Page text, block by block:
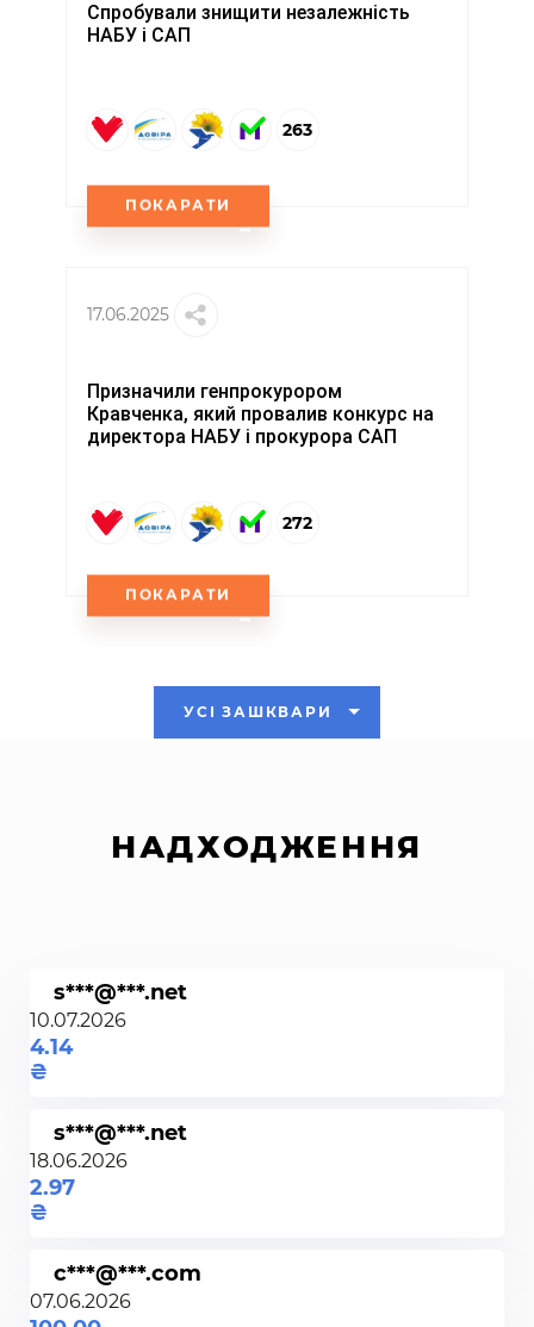
Спробували знищити незалежність
НАБУ і САП
263
ПОКАРАТИ
17.06.2025
Призначили генпрокурором
Кравченка, який провалив конкурс на
директора НАБУ і прокурора САП
272
ПОКАРАТИ
УСІ ЗАШКВАРИ
НАДХОДЖЕННЯ
s***@***.net
10.07.2026
4.14
s***@***.net
18.06.2026
2.97
c***@***.com
07.06.2026